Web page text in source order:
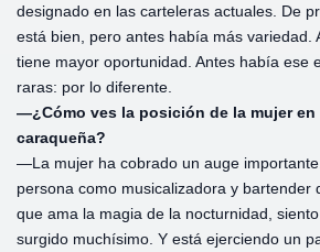
designado en las carteleras actuales. De
está bien, pero antes había más variedad.
tiene mayor oportunidad. Antes había ese
raras: por lo diferente.
—¿Cómo ves la posición de la mujer
caraqueña?
—La mujer ha cobrado un auge
persona como musicalizadora y bartender
que ama la magia de la nocturnidad,
surgido muchísimo. Y está ejerciendo un